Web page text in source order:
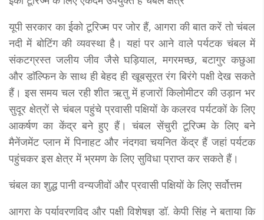
यूपी सरकार का ईको टूरिज्म पर जोर हैं, आगरा की बात करें तो चंबल
नदी में बोटिंग की व्यवस्था है। यहां पर आने वाले पर्यटक चंबल में
संकटग्रस्त जलीय जीव जैसे घड़ियाल, मगरमच्छ, बटागुर कछुआ
और डाॅल्फिन के साथ ही बेहद ही खूबसूरत रंग बिरंगे पक्षी देख सकते
हैं। इस समय चल रही शीत ऋतु में हजारों किलोमीटर की उड़ान भर
सुदूर क्षेत्रों से चंबल पहुंचे प्रवासी पक्षियों के कलरव पर्यटकों के लिए
आकर्षण का केंद्र बने हुए हैं। चंबल सेंचुरी टूरिज्म के लिए बने
मैनेंजमेंट प्लान में पिनाहट और नंदगवा चयनित केंद्र हैं जहां पर्यटक
पहुंचकर इस क्षेत्र में भ्रमण के लिए सुविधा प्राप्त कर सकते हैं।
चंबल का शुद्ध पानी वन्यजीवों और प्रवासी पक्षियों के लिए सर्वोत्तम
आगरा के पर्यावरणविद और पक्षी विशेषज्ञ डॉ. केपी सिंह ने बताया कि